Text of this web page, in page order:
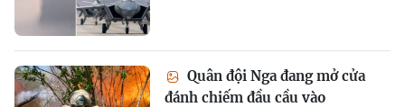
Quân đội Nga đang mở cửa
đánh chiếm đầu cầu vào